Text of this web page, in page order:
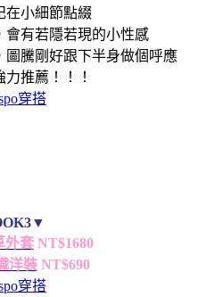
在小細節點綴
會有若隱若現的小性感
騰剛好跟下半身做個呼應
推薦！！！
外套NT$1680
洋裝NT$690